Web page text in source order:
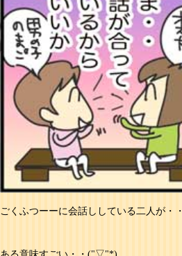
ごくふつーーに会話ししている二人が・・